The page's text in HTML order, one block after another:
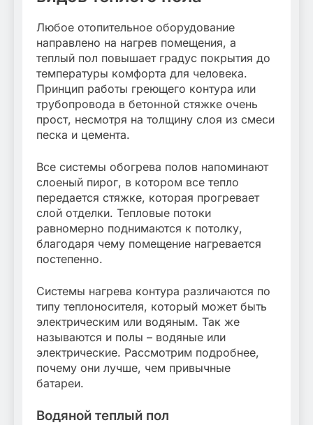
Любое отопительное оборудование
направлено на нагрев помещения, а
теплый пол повышает градус покрытия до
температуры комфорта для человека.
Принцип работы греющего контура или
трубопровода в бетонной стяжке очень
прост, несмотря на толщину слоя из смеси
песка и цемента.
Все системы обогрева полов напоминают
слоеный пирог, в котором все тепло
передается стяжке, которая прогревает
слой отделки. Тепловые потоки
равномерно поднимаются к потолку,
благодаря чему помещение нагревается
постепенно.
Системы нагрева контура различаются по
типу теплоносителя, который может быть
электрическим или водяным. Так же
называются и полы – водяные или
электрические. Рассмотрим подробнее,
почему они лучше, чем привычные
батареи.
Водяной теплый пол